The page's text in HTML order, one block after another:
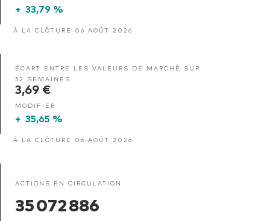
+ 33,79 %
À LA CLÔTURE 06 AOÛT 2026
ÉCART ENTRE LES VALEURS DE MARCHÉ SUR
52 SEMAINES
3,69 €
MODIFIER
+ 35,65 %
À LA CLÔTURE 06 AOÛT 2026
ACTIONS EN CIRCULATION
35 072 886